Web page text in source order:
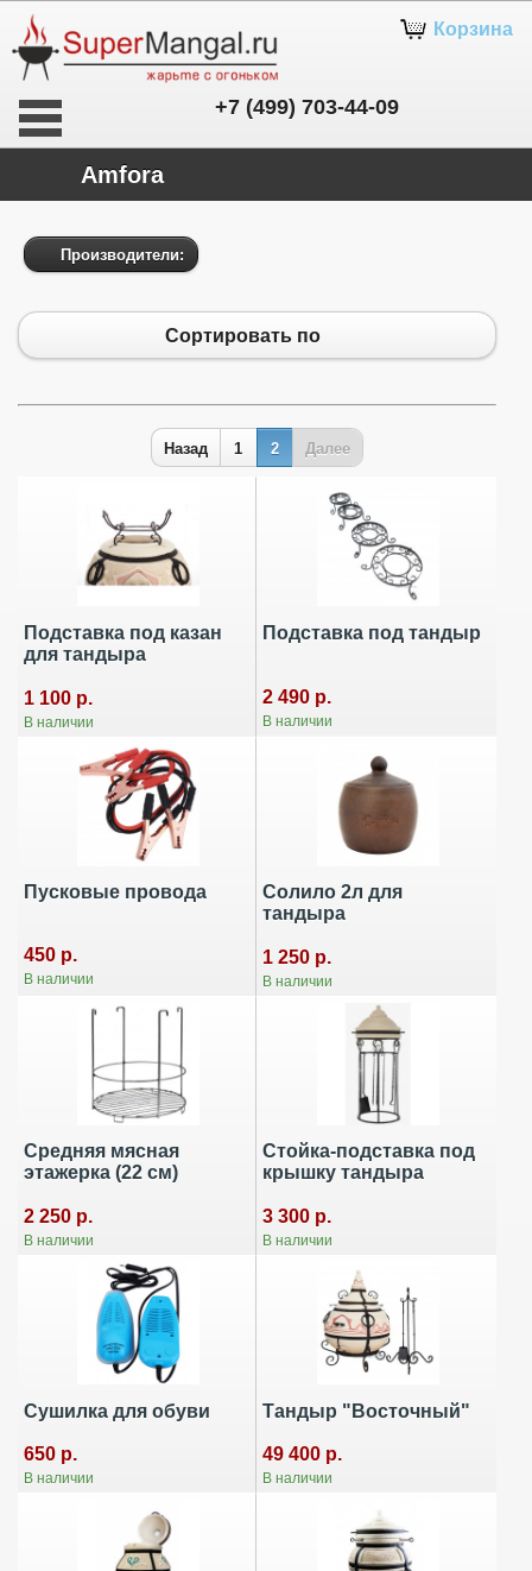
Корзина
+7 (499) 703-44-09
Amfora
Производители:
Сортировать по
Назад 1 2 Далее
Подставка под казан
для тандыра
1 100 р.
В наличии
Подставка под тандыр
2 490 р.
В наличии
Пусковые провода
450 р.
В наличии
Солило 2л для
тандыра
1 250 р.
В наличии
Средняя мясная
этажерка (22 см)
2 250 р.
В наличии
Стойка-подставка под
крышку тандыра
3 300 р.
В наличии
Сушилка для обуви
650 р.
В наличии
Тандыр "Восточный"
49 400 р.
В наличии